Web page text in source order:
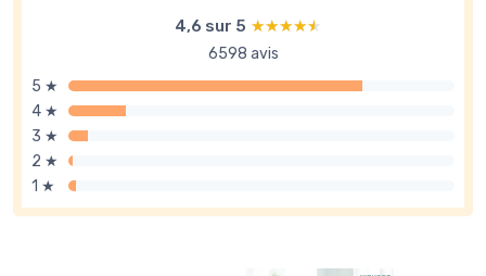
4,6 sur 5 ★★★★★
★★★★★
6598 avis
5 ★
4 ★
3 ★
2 ★
1 ★